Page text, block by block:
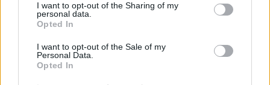
not limited to your visit or usage behaviour. You may click to
grant or deny consent to Google and its third-party tags to
use your data for below specified purposes in below Google
consent section.
I want to opt-out of the Sharing of my
personal data.
Opted In
I want to opt-out of the Sale of my
Personal Data.
Opted In
„Pence mindig elkötelezett
konzervatív volt, de közben ő egy
kedves középnyugati amerikai,
akinek stílusa nem is állhatott